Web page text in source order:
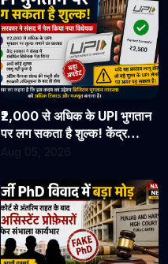
₹2,000 से अधिक के UPI भुगतान
पर लग सकता है शुल्क! केंद्र
सरकार ने संसद में पेश किया नया
Aug 05, 2026